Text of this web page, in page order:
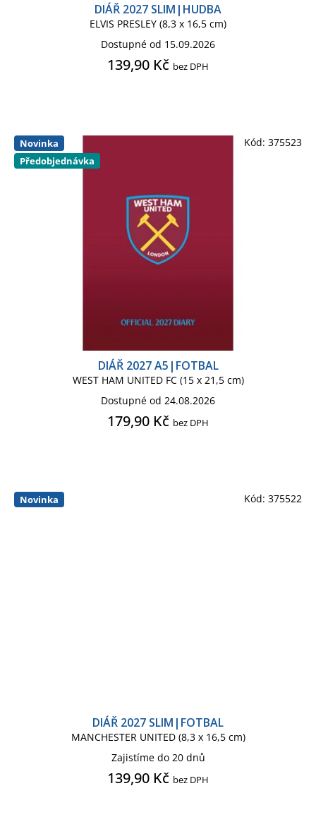
STAR WARS HVĚZDNÉ VÁLKY
STAR WARS SÉRIE
THE NIGHTMARE BEFORE
THE SIMPSONS
VÁNOČNÍ ZBOŽÍ
DIÁŘ 2027 SLIM|HUDBA
ELVIS PRESLEY (8,3 x 16,5 cm)
Dostupné od 15.09.2026
139,90 Kč bez DPH
Novinka
Předobjednávka
DIÁŘ 2027 A5|FOTBAL
WEST HAM UNITED FC (15 x 21,5 cm)
Dostupné od 24.08.2026
179,90 Kč bez DPH
Kód: 375523
Novinka
DIÁŘ 2027 SLIM|FOTBAL
MANCHESTER UNITED (8,3 x 16,5 cm)
Zajistíme do 20 dnů
139,90 Kč bez DPH
Kód: 375522